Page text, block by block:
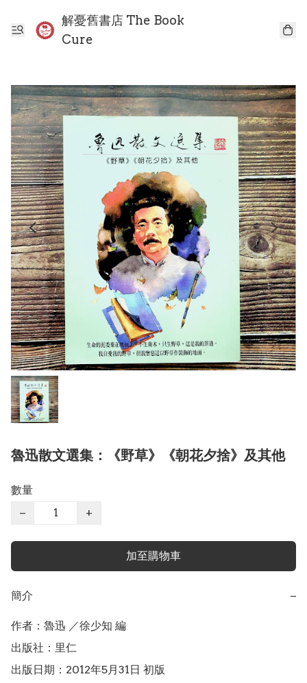
解憂舊書店 The Book
Cure
魯迅散文選集：《野草》《朝花夕捨》及其他
數量
−
+
加至購物車
簡介 −
作者：魯迅 ／徐少知 編
出版社：里仁
出版日期：2012年5月31日 初版